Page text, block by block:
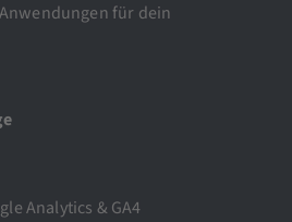
für dein
Analytics & GA4